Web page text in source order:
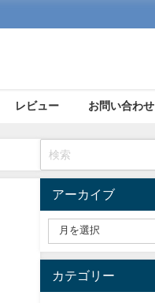
レビュー お問い合わせ
アーカイブ
カテゴリー